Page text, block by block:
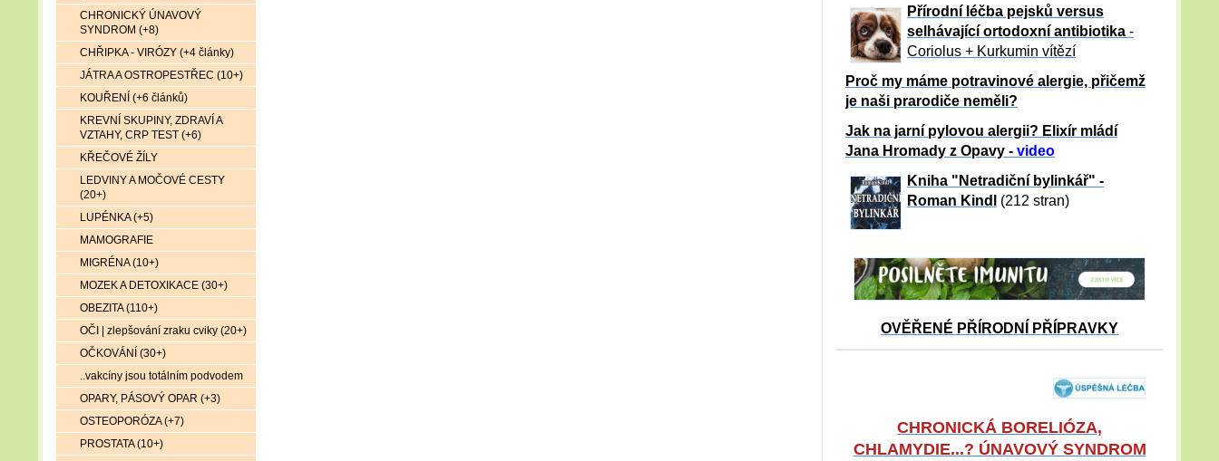
Přírodní léčba pejsků versus
selhávající ortodoxní antibiotika -
Coriolus + Kurkumin vítězí
Proč my máme potravinové alergie, přičemž
je naši prarodiče neměli?
Jak na jarní pylovou alergii? Elixír mládí
Jana Hromady z Opavy - video
Kniha "Netradiční bylinkář" -
Roman Kindl
(212 stran)
OVĚŘENÉ PŘÍRODNÍ PŘÍPRAVKY
CHRONICKÁ BORELIÓZA,
CHLAMYDIE...? ÚNAVOVÝ SYNDROM
CHRONICKÝ ÚNAVOVÝ
SYNDROM (+8)
CHŘIPKA - VIRÓZY (+4 články)
JÁTRA A OSTROPESTŘEC (10+)
KOUŘENÍ (+6 článků)
KREVNÍ SKUPINY, ZDRAVÍ A
VZTAHY, CRP TEST (+6)
KŘEČOVÉ ŽÍLY
LEDVINY A MOČOVÉ CESTY
(20+)
LUPÉNKA (+5)
MAMOGRAFIE
MIGRÉNA (10+)
MOZEK A DETOXIKACE (30+)
OBEZITA (110+)
OČI | zlepšování zraku cviky (20+)
OČKOVÁNÍ (30+)
..vakcíny jsou totálním podvodem
OPARY, PÁSOVÝ OPAR (+3)
OSTEOPORÓZA (+7)
PROSTATA (10+)